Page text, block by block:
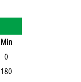
Min
0
180